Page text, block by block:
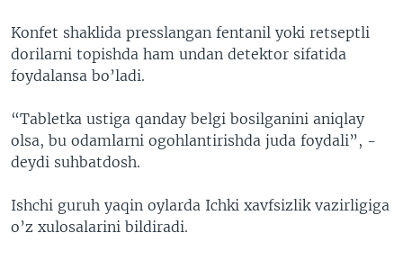
Konfet shaklida presslangan fentanil yoki retseptli
dorilarni topishda ham undan detektor sifatida
foydalansa bo’ladi.
“Tabletka ustiga qanday belgi bosilganini aniqlay
olsa, bu odamlarni ogohlantirishda juda foydali”, -
deydi suhbatdosh.
Ishchi guruh yaqin oylarda Ichki xavfsizlik vazirligiga
o’z xulosalarini bildiradi.